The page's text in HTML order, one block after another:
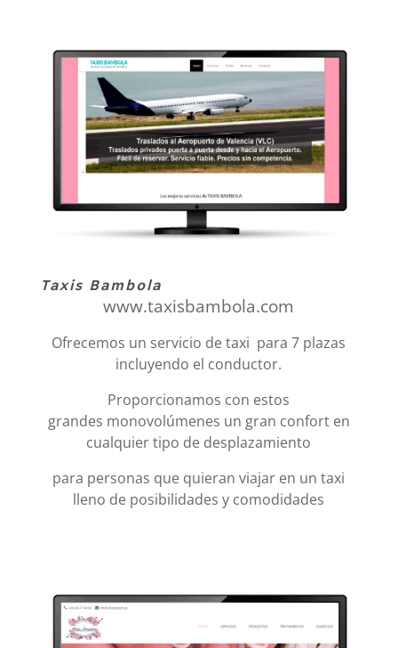
Taxis Bambola
www.taxisbambola.com
Ofrecemos un servicio de taxi para 7 plazas
incluyendo el conductor.
Proporcionamos con estos
grandes monovolúmenes un gran confort en
cualquier tipo de desplazamiento
para personas que quieran viajar en un taxi
lleno de posibilidades y comodidades